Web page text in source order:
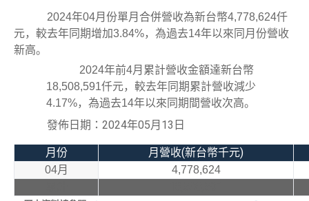
2024年04月份單月合併營收為新台幣4,778,624仟
元，較去年同期增加3.84%，為過去14年以來同月份營收
新高。
2024年前4月累計營收金額達新台幣
18,508,591仟元，較去年同期累計營收減少
4.17%，為過去14年以來同期間營收次高。
發佈日期： 2024年05月 13 日
月份 月營收(新台幣千元)
04月 4,778,624